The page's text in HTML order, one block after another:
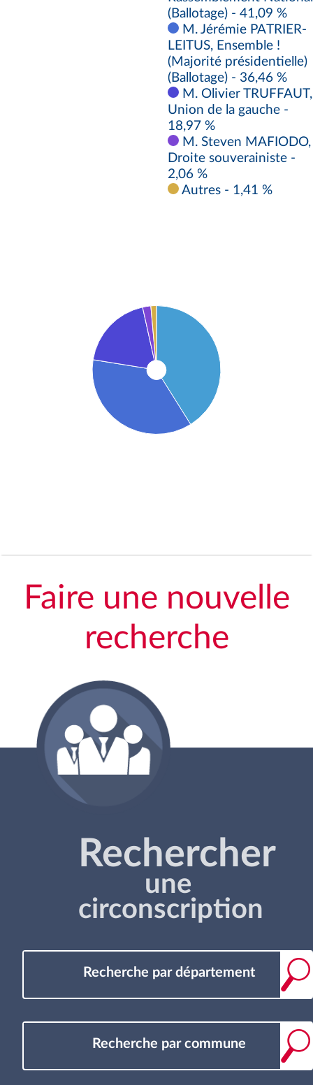
(Ballotage) - 41,09 %
M. Jérémie PATRIER-
LEITUS, Ensemble !
(Majorité présidentielle)
(Ballotage) - 36,46 %
M. Olivier TRUFFAUT,
Union de la gauche -
18,97 %
M. Steven MAFIODO,
Droite souverainiste -
2,06 %
Autres - 1,41 %
Faire une nouvelle
recherche
Rechercher
une
circonscription
Recherche par département
Recherche par commune